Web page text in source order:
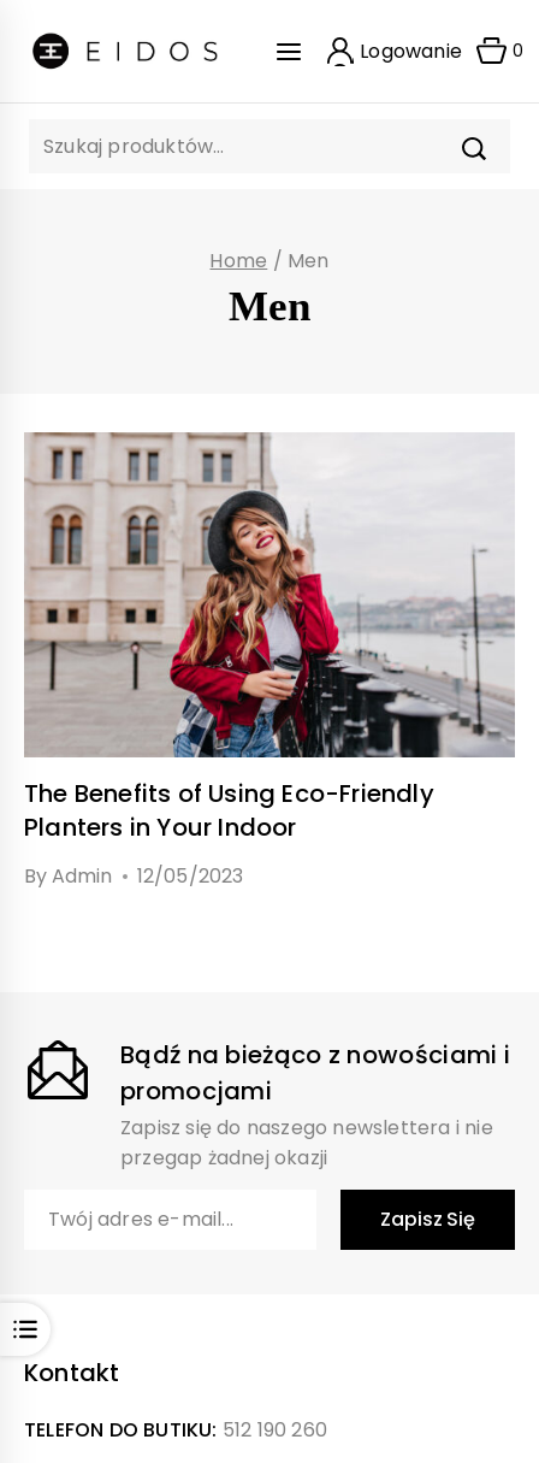
content
Logowanie 0
Szukaj:
Open
Home / Men
Men
The Benefits of Using Eco-Friendly
Planters in Your Indoor
ByAdmin 12/05/2023
Bądź na bieżąco z nowościami i
promocjami
Zapisz się do naszego newslettera i nie
przegap żadnej okazji
Kontakt
TELEFON DO BUTIKU: 512 190 260